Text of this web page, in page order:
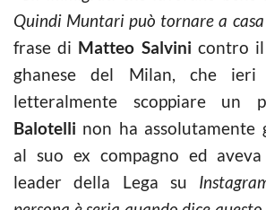
Quindi Muntari può tornare a casa
frase di Matteo Salvini contro il
ghanese del Milan, che
letteralmente scoppiare un
Balotelli non ha assolutamente
al suo ex compagno ed
leader della Lega su